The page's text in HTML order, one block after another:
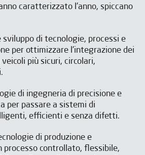
caratterizzato l'anno, spiccano
sviluppo di tecnologie, processi e
per ottimizzare l'integrazione dei
più sicuri, circolari,
di ingegneria di precisione e
per passare a sistemi di
efficienti e senza difetti.
di produzione e
processo controllato, flessibile,